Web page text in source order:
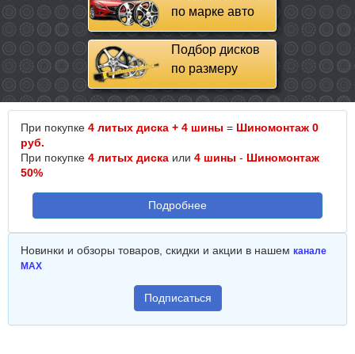
по марке авто
Подбор дисков
по размеру
При покупке 4 литых диска + 4 шины = Шиномонтаж 0
руб.
При покупке 4 литых диска или 4 шины - Шиномонтаж
50%
Подробнее
Новинки и обзоры товаров, скидки и акции в нашем канале
MAX
Подписаться